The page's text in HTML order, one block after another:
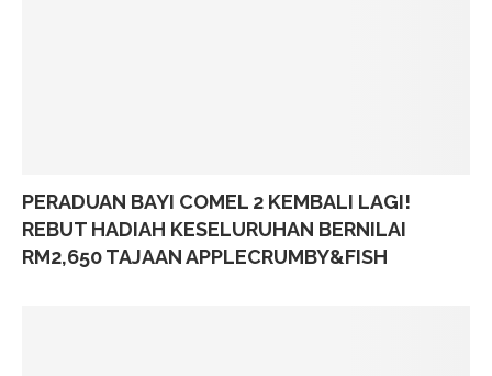
PERADUAN BAYI COMEL 2 KEMBALI LAGI!
REBUT HADIAH KESELURUHAN BERNILAI
RM2,650 TAJAAN APPLECRUMBY&FISH